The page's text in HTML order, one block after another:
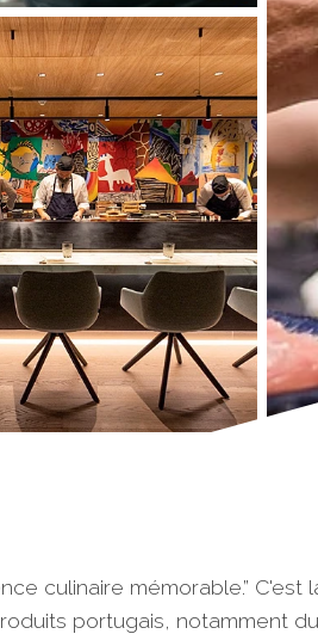
culinaire mémorable.”
portugais, notamment